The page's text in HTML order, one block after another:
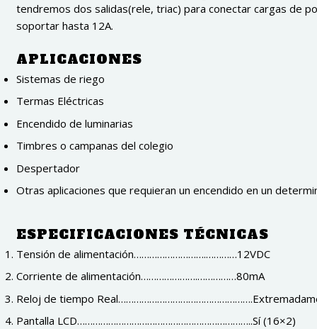
tendremos dos salidas(rele, triac) para conectar cargas de
soportar hasta 12A.
APLICACIONES
Sistemas de riego
Termas Eléctricas
Encendido de luminarias
Timbres o campanas del colegio
Despertador
Otras aplicaciones que requieran un encendido en un
ESPECIFICACIONES TÉCNICAS
Tensión de alimentación……………………….…………12VDC
Corriente de alimentación………………….……………80mA
Reloj de tiempo
Pantalla LCD…………………………………………………………..Sí (16×2)